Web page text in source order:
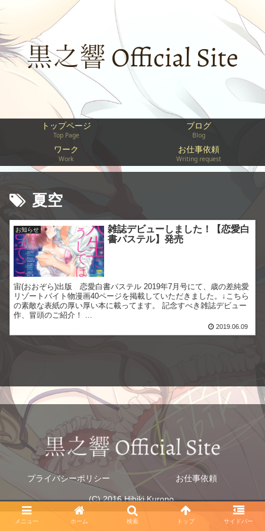
トップページ
Top Page
ブログ
Blog
ワーク
Work
お仕事依頼
Writing request
夏空
お知らせ
雑誌デビューしました！【恋愛白
書パステル】発売
宙(おおぞら)出版 恋愛白書パステル 2019年7月号にて、歳の差純愛
リゾートバイト物漫画40ページを掲載していただきました。↓こちら
の素敵な表紙の厚い厚い本に載ってます。 記念すべき雑誌デビュー
作、冒頭のご紹介！ ...
2019.06.09
プライバシーポリシー お仕事依頼
(C) 2016 Hibiki Kurono.
メニュー ホーム 検索 トップ サイドバー